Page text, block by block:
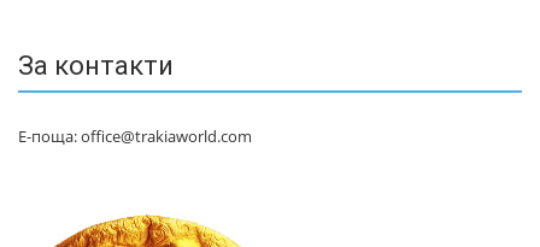
За контакти
Е-поща: office@trakiaworld.com